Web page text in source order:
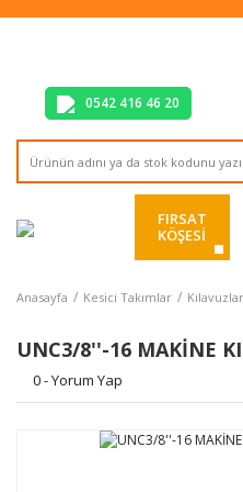
Tüm Alışverişlerde
0542 416 46 20
FIRSAT
KÖŞESİ
Anasayfa Kesici Takımlar Kılavuzlar
UNC3/8''-16 MAKİNE
0 - Yorum Yap